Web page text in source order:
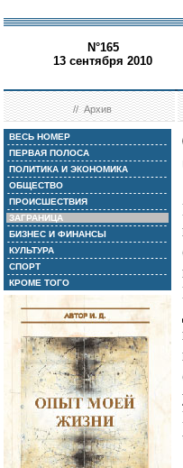
N°165
13 сентября 2010
//Архив
ВЕСЬ НОМЕР
ПЕРВАЯ ПОЛОСА
ПОЛИТИКА И ЭКОНОМИКА
ОБЩЕСТВО
ПРОИСШЕСТВИЯ
ЗАГРАНИЦА
БИЗНЕС И ФИНАНСЫ
КУЛЬТУРА
СПОРТ
КРОМЕ ТОГО